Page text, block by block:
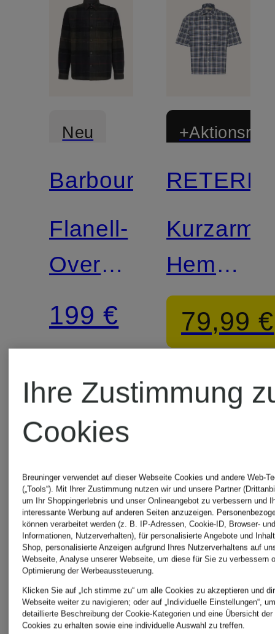
Neu
Barbour
Flanell-
Overshirt
WOODLANE
199 €
Kurzarm-
Hemd
Comfort
Fit aus
79,99 €
76,49 €
Ihre Zustimmung
Cookies
Breuninger verwendet auf dieser Webseite Cookies und andere Web-
(„Tools“). Mit Ihrer Zustimmung nutzen wir und unsere Partner
um Ihr Shoppingerlebnis und unser Onlineangebot zu verbessern und
interessante Werbung auf anderen Seiten anzuzeigen.
können verarbeitet werden (z. B. IP-Adressen, Cookie-ID, Browser-
Informationen, Nutzerverhalten), für personalisierte Angebote und
Shop, personalisierte Anzeigen aufgrund Ihres Nutzerverhaltens auf
Webseite, Analyse unserer Webseite, um diese für Sie zu verbessern
Optimierung der Werbeaussteuerung.
Klicken Sie auf „Ich stimme zu“ um alle Cookies zu akzeptieren und
Webseite weiter zu navigieren; oder auf „Individuelle Einstellungen“,
detaillierte Beschreibung der Cookie-Kategorien und eine Übersicht
Cookies zu erhalten sowie eine individuelle Auswahl zu treffen.